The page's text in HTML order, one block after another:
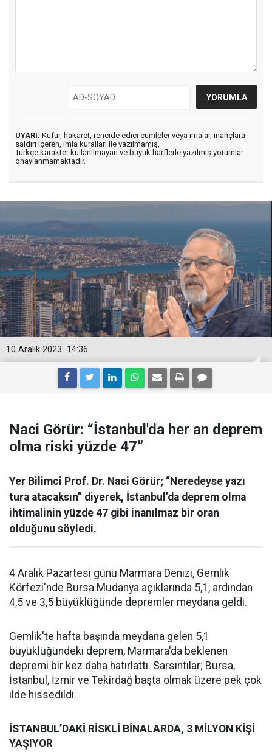
UYARI: Küfür, hakaret, rencide edici cümleler veya imalar, inançlara
saldırı içeren, imla kuralları ile yazılmamış,
Türkçe karakter kullanılmayan ve büyük harflerle yazılmış yorumlar
onaylanmamaktadır.
14:36
10 Aralık 2023
Naci Görür: “İstanbul'da her an deprem
olma riski yüzde 47”
Yer Bilimci Prof. Dr. Naci Görür; “Neredeyse yazı
tura atacaksın” diyerek, İstanbul’da deprem olma
ihtimalinin yüzde 47 gibi inanılmaz bir oran
olduğunu söyledi.
4 Aralık Pazartesi günü Marmara Denizi, Gemlik
Körfezi'nde Bursa Mudanya açıklarında 5,1, ardından
4,5 ve 3,5 büyüklüğünde depremler meydana geldi.
Gemlik'te hafta başında meydana gelen 5,1
büyüklüğündeki deprem, Marmara'da beklenen
depremi bir kez daha hatırlattı. Sarsıntılar; Bursa,
İstanbul, İzmir ve Tekirdağ başta olmak üzere pek çok
ilde hissedildi.
İSTANBUL’DAKİ RİSKLİ BİNALARDA, 3 MİLYON KİŞİ
YAŞIYOR